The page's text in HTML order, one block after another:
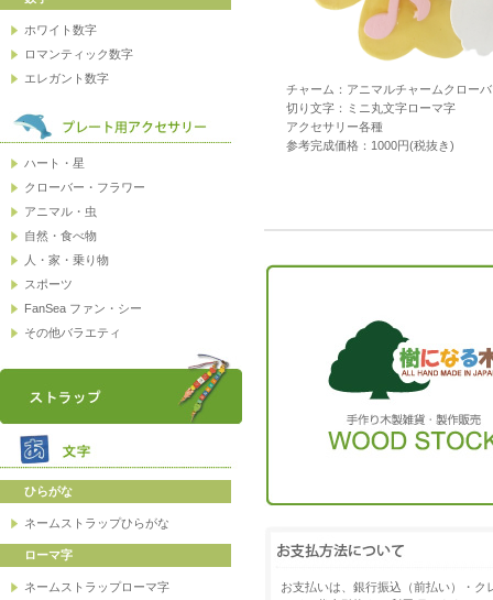
チャーム：アニマルチャームクロー
切り文字：ミニ丸文字ローマ字
アクセサリー各種
参考完成価格：1000円(税抜き)